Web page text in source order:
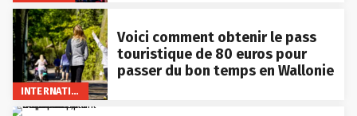
INTERNATIONAL
Voici comment obtenir le pass
touristique de 80 euros pour
passer du bon temps en Wallonie